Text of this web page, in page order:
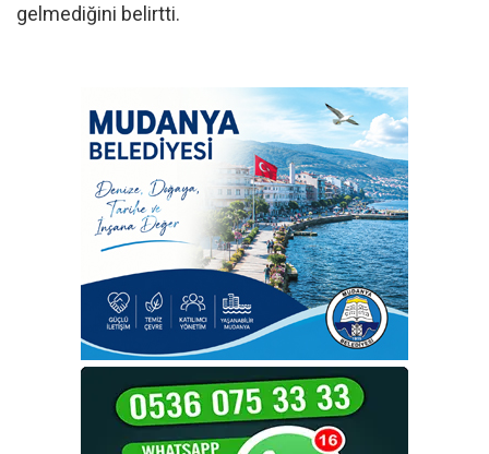
gelmediğini belirtti.